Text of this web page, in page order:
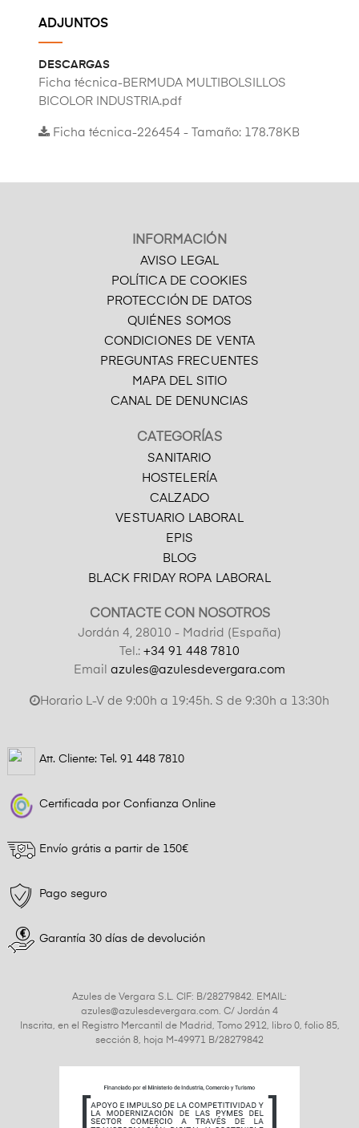
ADJUNTOS
DESCARGAS
Ficha técnica-BERMUDA MULTIBOLSILLOS
BICOLOR INDUSTRIA.pdf
Ficha técnica-226454 - Tamaño: 178.78KB
INFORMACIÓN
AVISO LEGAL
POLÍTICA DE COOKIES
PROTECCIÓN DE DATOS
QUIÉNES SOMOS
CONDICIONES DE VENTA
PREGUNTAS FRECUENTES
MAPA DEL SITIO
CANAL DE DENUNCIAS
CATEGORÍAS
SANITARIO
HOSTELERÍA
CALZADO
VESTUARIO LABORAL
EPIS
BLOG
BLACK FRIDAY ROPA LABORAL
CONTACTE CON NOSOTROS
Jordán 4, 28010 - Madrid (España)
Tel.: +34 91 448 7810
Email azules@azulesdevergara.com
Horario L-V de 9:00h a 19:45h. S de 9:30h a 13:30h
Att. Cliente: Tel. 91 448 7810
Certificada por Confianza Online
Envío grátis a partir de 150€
Pago seguro
Garantía 30 días de devolución
Azules de Vergara S.L. CIF: B/28279842. EMAIL:
azules@azulesdevergara.com. C/ Jordán 4
Inscrita, en el Registro Mercantil de Madrid, Tomo 2912, libro 0, folio 85,
sección 8, hoja M-49971 B/28279842